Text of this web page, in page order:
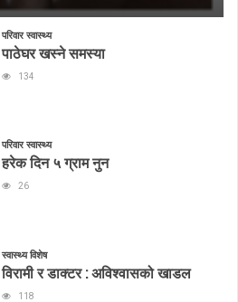
परिवार स्वास्थ्य
पाठेघर खस्ने समस्या
134
परिवार स्वास्थ्य
हरेक दिन ५ ग्राम नुन
26
स्वास्थ्य विशेष
विरामी र डाक्टर : अविश्वासको खाडल
118